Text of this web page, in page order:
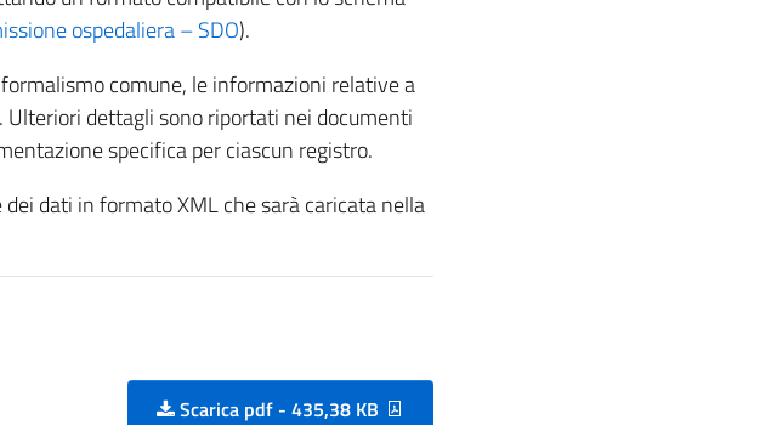
ospedaliera – SDO).
comune, le informazioni relative a
dettagli sono riportati nei documenti
specifica per ciascun registro.
dati in formato XML che sarà caricata nella
Scarica pdf - 435,38 KB